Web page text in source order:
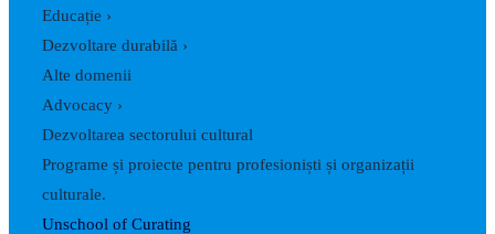
Educație ›
Dezvoltare durabilă ›
Alte domenii
Advocacy ›
Dezvoltarea sectorului cultural
Programe și proiecte pentru profesioniști și organizații
culturale.
Unschool of Curating